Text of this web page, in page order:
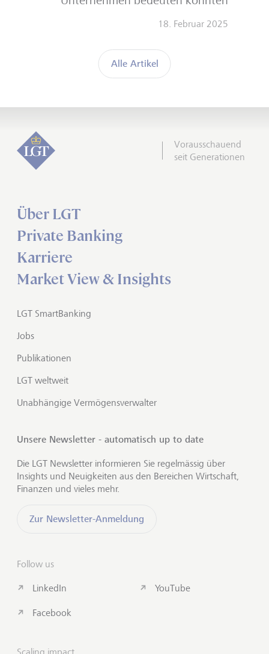
Alle Artikel
18. Februar 2025
Vorausschauend
seit Generationen
Über LGT
Private Banking
Karriere
Market View & Insights
LGT SmartBanking
Jobs
Publikationen
LGT weltweit
Unabhängige Vermögensverwalter
Unsere Newsletter - automatisch up to date
Die LGT Newsletter informieren Sie regelmässig über
Insights und Neuigkeiten aus den Bereichen Wirtschaft,
Finanzen und vieles mehr.
Zur Newsletter-Anmeldung
Follow us
LinkedIn
Facebook
YouTube
Scaling impact